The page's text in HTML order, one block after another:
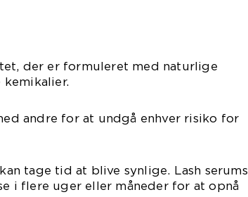
der er formuleret med naturlige
andre for at undgå enhver risiko for
tage tid at blive synlige. Lash serums
i flere uger eller måneder for at opnå